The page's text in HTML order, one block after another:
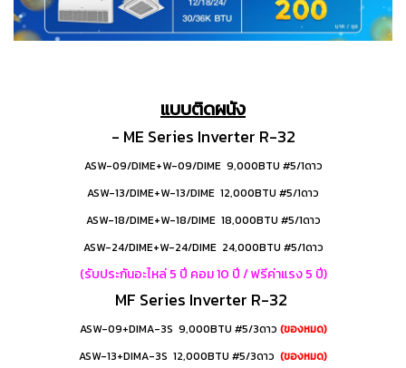
แบบติดผนัง
- ME Series Inverter R-32
ASW-09/DIME+W-09/DIME 9,000BTU #5/1ดาว
ASW-13/DIME+W-13/DIME 12,000BTU #5/1ดาว
ASW-18/DIME+W-18/DIME 18,000BTU #5/1ดาว
ASW-24/DIME+W-24/DIME 24,000BTU #5/1ดาว
(รับประกันอะไหล่ 5 ปี คอม 10 ปี / ฟรีค่าแรง 5 ปี)
MF Series Inverter R-32
ASW-09+DIMA-3S 9,000BTU #5/3ดาว (ของหมด)
ASW-13+DIMA-3S 12,000BTU #5/3ดาว (ของหมด)